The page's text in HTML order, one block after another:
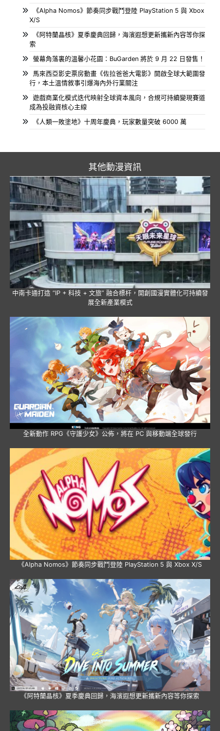
《Alpha Nomos》節奏同步戰鬥登陸 PlayStation 5 與 Xbox
X/S
《阿特蘭晶核》夏季慶典回歸，海濱遐想更新攜新內容等你探
索
螢幕角落裏的溫馨小花園：BuGarden 將於 9 月 22 日發售！
馬來西亞影史票房動畫《佐拉爸爸大電影》開啟全球大範圍發
行，本土溫情敘事引爆海內外行業關注
遊戲商業化模式迭代映射全球資本風向，合規可持續變現賽道
成為投融資核心主線
《人類一敗塗地》十周年慶典，玩家數量突破 6000 萬
其他動漫資訊
中南卡通打造 “IP + 科技 + 文旅” 融合標杆，開創國漫實體化可持續發
展全新產業模式
全新動作 RPG《守護少女》公佈，將在 PC 與移動端全球發行
《Alpha Nomos》節奏同步戰鬥登陸 PlayStation 5 與 Xbox X/S
《阿特蘭晶核》夏季慶典回歸，海濱遐想更新攜新內容等你探索